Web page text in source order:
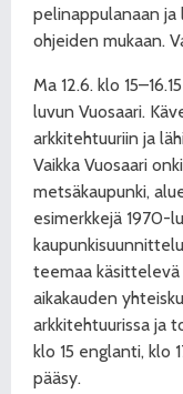
pelinappulanaan ja
ohjeiden mukaan.
Ma 12.6. klo
luvun Vuosaari.
arkkitehtuuriin ja
Vaikka Vuosaari
metsäkaupunki,
esimerkkejä 1970-
teemaa
aikakauden
arkkitehtuurissa ja
klo 15 englanti, klo
pääsy.